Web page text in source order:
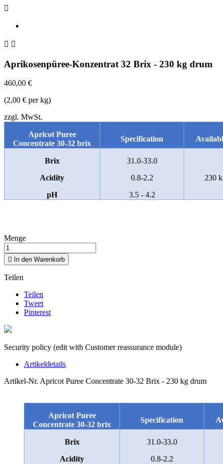

 
Aprikosenpüree-Konzentrat 32 Brix - 230 kg drum
460,00 €
(2,00 € per kg)
zzgl. MwSt.
Apricot Puree
Concentrate 30-32 brix
Specification
Brix
31.0-33.0
Acidity
0.8-2.2
230
pH
3.5 - 4.2
Menge
 In den Warenkorb
Teilen
Teilen
Tweet
Pinterest
Security policy (edit with Customer reassurance module)
Artikeldetails
Artikel-Nr. Apricot Puree Concentrate 30-32 Brix - 230 kg drum
Apricot Puree
Concentrate 30-32 brix
Specification
Brix
31.0-33.0
Acidity
0.8-2.2